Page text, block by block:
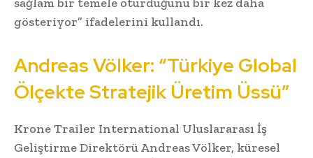
gösteriyor” ifadelerini kullandı.
Andreas Völker: “Türkiye Global
Ölçekte Stratejik Üretim Üssü”
Krone Trailer International Uluslararası İş
Geliştirme Direktörü Andreas Völker, küresel